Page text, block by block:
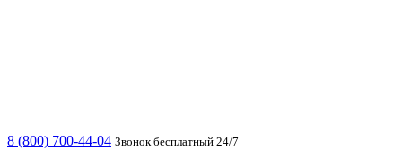
8 (800) 700-44-04 Звонок бесплатный 24/7